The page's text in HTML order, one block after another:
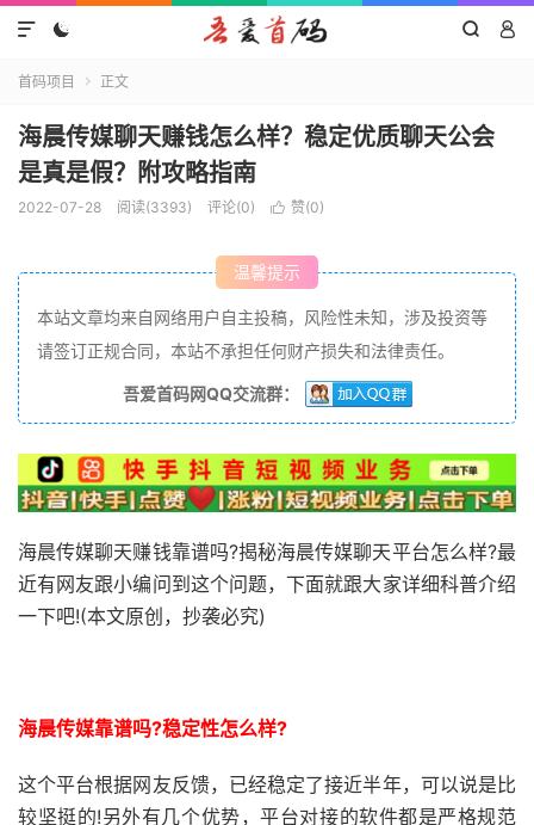
  

首码项目  正文
海晨传媒聊天赚钱怎么样？稳定优质聊天公会
是真是假？附攻略指南
2022-07-28 阅读(3393) 评论(0)  赞(0)
温馨提示
本站文章均来自网络用户自主投稿，风险性未知，涉及投资等
请签订正规合同，本站不承担任何财产损失和法律责任。
吾爱首码网QQ交流群：
海晨传媒聊天赚钱靠谱吗?揭秘海晨传媒聊天平台怎么样?最
近有网友跟小编问到这个问题，下面就跟大家详细科普介绍
一下吧!(本文原创，抄袭必究)
海晨传媒靠谱吗?稳定性怎么样?
这个平台根据网友反馈，已经稳定了接近半年，可以说是比
较坚挺的!另外有几个优势，平台对接的软件都是严格规范